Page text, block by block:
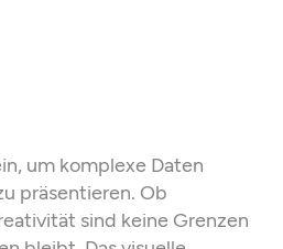
um komplexe Daten
präsentieren. Ob
sind keine Grenzen